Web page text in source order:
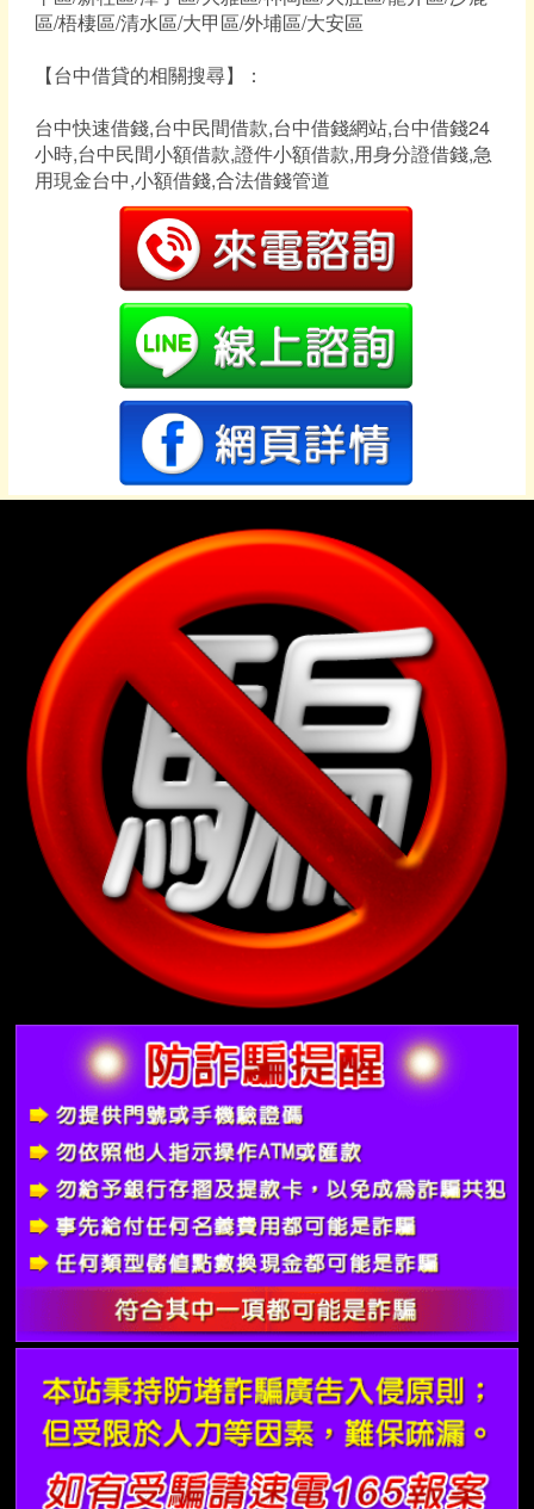
區/梧棲區/清水區/大甲區/外埔區/大安區
【台中借貸的相關搜尋】：
台中快速借錢,台中民間借款,台中借錢網站,台中借錢24
小時,台中民間小額借款,證件小額借款,用身分證借錢,急
用現金台中,小額借錢,合法借錢管道